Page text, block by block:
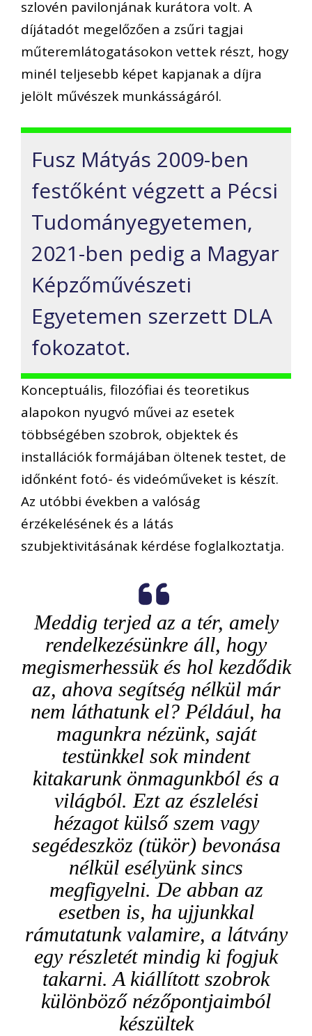
szlovén pavilonjának kurátora volt. A
díjátadót megelőzően a zsűri tagjai
műteremlátogatásokon vettek részt, hogy
minél teljesebb képet kapjanak a díjra
jelölt művészek munkásságáról.
Fusz Mátyás 2009-ben
festőként végzett a Pécsi
Tudományegyetemen,
2021-ben pedig a Magyar
Képzőművészeti
Egyetemen szerzett DLA
fokozatot.
Konceptuális, filozófiai és teoretikus
alapokon nyugvó művei az esetek
többségében szobrok, objektek és
installációk formájában öltenek testet, de
időnként fotó- és videóműveket is készít.
Az utóbbi években a valóság
érzékelésének és a látás
szubjektivitásának kérdése foglalkoztatja.
Meddig terjed az a tér, amely
rendelkezésünkre áll, hogy
megismerhessük és hol kezdődik
az, ahova segítség nélkül már
nem láthatunk el? Például, ha
magunkra nézünk, saját
testünkkel sok mindent
kitakarunk önmagunkból és a
világból. Ezt az észlelési
hézagot külső szem vagy
segédeszköz (tükör) bevonása
nélkül esélyünk sincs
megfigyelni. De abban az
esetben is, ha ujjunkkal
rámutatunk valamire, a látvány
egy részletét mindig ki fogjuk
takarni. A kiállított szobrok
különböző nézőpontjaimból
készültek